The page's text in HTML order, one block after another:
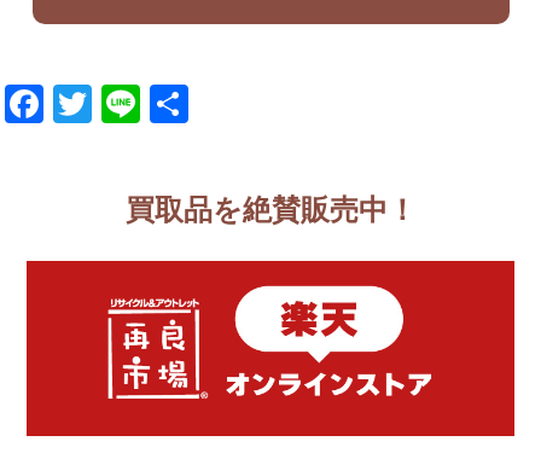
Facebook
Twitter
Line
買取品を絶賛販売中！